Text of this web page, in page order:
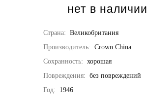
нет в наличии
Страна: Великобритания
Производитель: Crown China
Сохранность: хорошая
Повреждения: без повреждений
Год: 1946